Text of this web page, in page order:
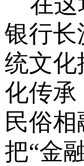
银行长
统文化
化传承
民俗
把“金